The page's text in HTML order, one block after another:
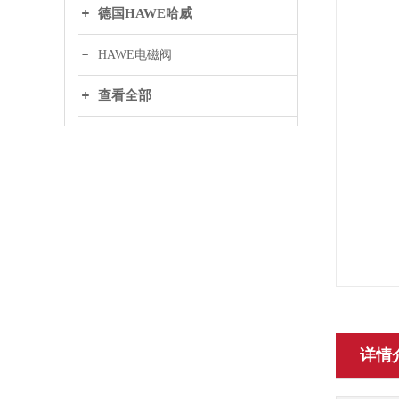
德国HAWE哈威
HAWE电磁阀
查看全部
详情